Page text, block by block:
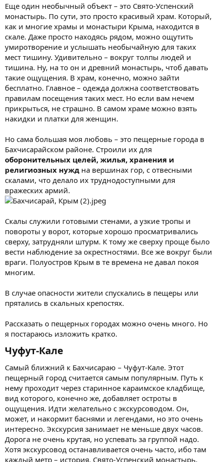
Еще один необычный объект – это Свято-Успенский
монастырь. По сути, это просто красивый храм. Который,
как и многие храмы и монастыри Крыма, находится в
скале. Даже просто находясь рядом, можно ощутить
умиротворение и услышать необычайную для таких
мест тишину. Удивительно – вокруг толпы людей и
тишина. Ну, на то он и древний монастырь, чтоб давать
такие ощущения. В храм, конечно, можно зайти
бесплатно. Главное – одежда должна соответствовать
правилам посещения таких мест. Но если вам нечем
прикрыться, не страшно. В самом храме можно взять
накидки и платки для женщин.
Но сама большая моя любовь – это пещерные города в
Бахчисарайском районе. Строили их для
оборонительных целей, жилья, хранения и
религиозных нужд на вершинах гор, с отвесными
скалами, что делало их труднодоступными для
вражеских армий.
Скалы служили готовыми стенами, а узкие тропы и
повороты у ворот, которые хорошо просматривались
сверху, затрудняли штурм. К тому же сверху проще было
вести наблюдение за окрестностями. Все же вокруг были
враги. Полуостров Крым в те времена не давал покоя
многим.
В случае опасности жители спускались в пещеры или
прятались в скальных крепостях.
Рассказать о пещерных городах можно очень много. Но
я постараюсь изложить кратко.
Чуфут-Кале​
Самый ближний к Бахчисараю – Чуфут-Кале. Этот
пещерный город считается самым популярным. Путь к
нему проходит через старинное караимское кладбище,
вид которого, конечно же, добавляет остроты в
ощущения. Идти желательно с экскурсоводом. Он,
может, и накормит баснями и легендами, но это очень
интересно. Экскурсия занимает не меньше двух часов.
Дорога не очень крутая, но успевать за группой надо.
Хотя экскурсовод останавливается очень часто, ибо там
каждый метр – история. Свято-Успенский монастырь,